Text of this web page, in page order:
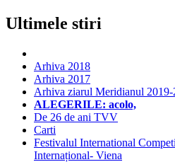
Ultimele stiri
Arhiva 2018
Arhiva 2017
Arhiva ziarul Meridianul 2019-
ALEGERILE: acolo,
De 26 de ani TVV
Carti
Festivalul International
Internațional- Viena